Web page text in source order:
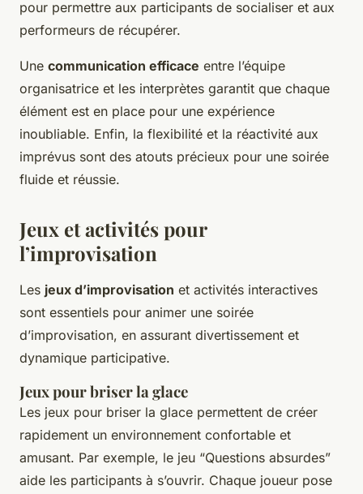
pour permettre aux participants de socialiser et aux
performeurs de récupérer.
Une communication efficace entre l’équipe
organisatrice et les interprètes garantit que chaque
élément est en place pour une expérience
inoubliable. Enfin, la flexibilité et la réactivité aux
imprévus sont des atouts précieux pour une soirée
fluide et réussie.
Jeux et activités pour
l’improvisation
Les jeux d’improvisation et activités interactives
sont essentiels pour animer une soirée
d’improvisation, en assurant divertissement et
dynamique participative.
Jeux pour briser la glace
Les jeux pour briser la glace permettent de créer
rapidement un environnement confortable et
amusant. Par exemple, le jeu “Questions absurdes”
aide les participants à s’ouvrir. Chaque joueur pose